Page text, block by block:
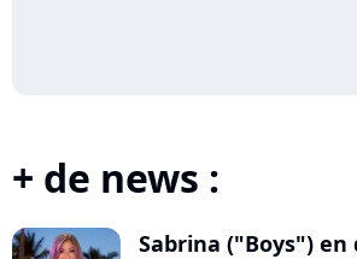
+ de news :
Sabrina ("Boys") en